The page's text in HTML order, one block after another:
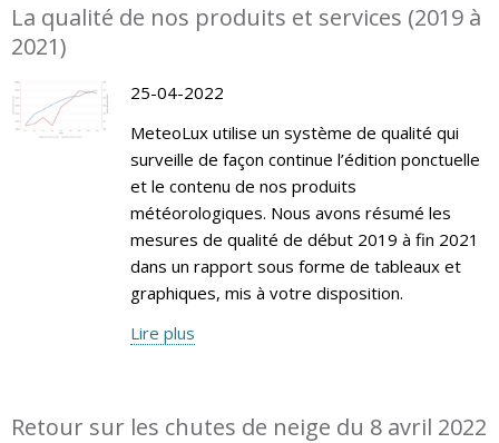
La qualité de nos produits et services (2019 à
2021)
25-04-2022
MeteoLux utilise un système de qualité qui
surveille de façon continue l’édition ponctuelle
et le contenu de nos produits
météorologiques. Nous avons résumé les
mesures de qualité de début 2019 à fin 2021
dans un rapport sous forme de tableaux et
graphiques, mis à votre disposition.
Lire plus
Retour sur les chutes de neige du 8 avril 2022